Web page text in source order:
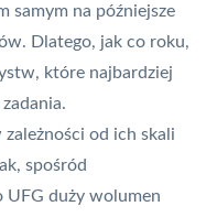
samym na późniejsze
Dlatego, jak co roku,
które najbardziej
od ich skali
spośród
UFG duży wolumen